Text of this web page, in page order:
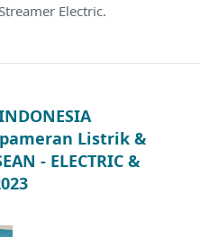
Electric.
Listrik &
- ELECTRIC &